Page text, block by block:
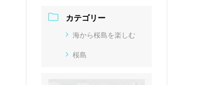
カテゴリー
海から桜島を楽しむ
桜島